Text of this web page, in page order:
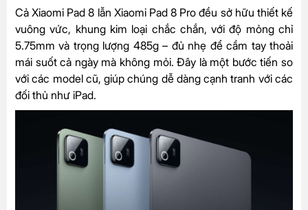
Cả Xiaomi Pad 8 lẫn Xiaomi Pad 8 Pro đều sở hữu thiết kế
vuông vức, khung kim loại chắc chắn, với độ mỏng chỉ
5.75mm và trọng lượng 485g – đủ nhẹ để cầm tay thoải
mái suốt cả ngày mà không mỏi. Đây là một bước tiến so
với các model cũ, giúp chúng dễ dàng cạnh tranh với các
đối thủ như iPad.